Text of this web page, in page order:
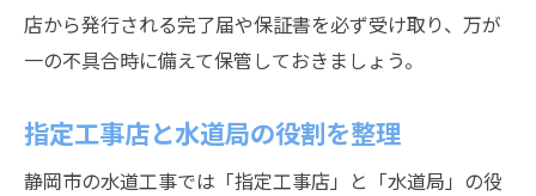
店から発行される完了届や保証書を必ず受け取り、万が
一の不具合時に備えて保管しておきましょう。
指定工事店と水道局の役割を整理
静岡市の水道工事では「指定工事店」と「水道局」の役